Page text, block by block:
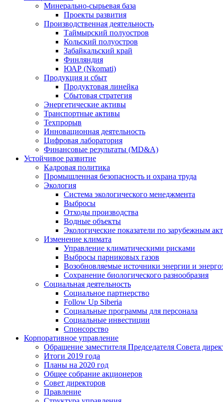
Минерально-сырьевая база
Проекты развития
Производственная деятельность
Таймырский полуостров
Кольский полуостров
Забайкальский край
Финляндия
ЮАР (Nkomati)
Продукция и сбыт
Продуктовая линейка
Сбытовая стратегия
Энергетические активы
Транспортные активы
Техпрорыв
Инновационная деятельность
Цифровая лаборатория
Финансовые результаты (MD&A)
Устойчивое развитие
Кадровая политика
Промышленная безопасность и охрана труда
Экология
Система экологического менеджмента
Выбросы
Отходы производства
Водные объекты
Экологические показатели по зарубежным
Изменение климата
Управление климатическими рисками
Выбросы парниковых газов
Возобновляемые источники энергии и
Сохранение биологического разнообразия
Социальная деятельность
Социальное партнерство
Follow Up Siberia
Социальные программы для персонала
Социальные инвестиции
Спонсорство
Корпоративное управление
Обращение заместителя Председателя Совета
Итоги 2019 года
Планы на 2020 год
Общее собрание акционеров
Совет директоров
Правление